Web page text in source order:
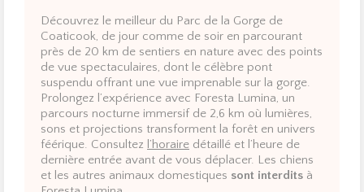
Découvrez le meilleur du Parc de la Gorge de
Coaticook, de jour comme de soir en parcourant
près de 20 km de sentiers en nature avec des points
de vue spectaculaires, dont le célèbre pont
suspendu offrant une vue imprenable sur la gorge.
Prolongez l’expérience avec Foresta Lumina, un
parcours nocturne immersif de 2,6 km où lumières,
sons et projections transforment la forêt en univers
féérique. Consultez l’horaire détaillé et l’heure de
dernière entrée avant de vous déplacer. Les chiens
et les autres animaux domestiques sont interdits à